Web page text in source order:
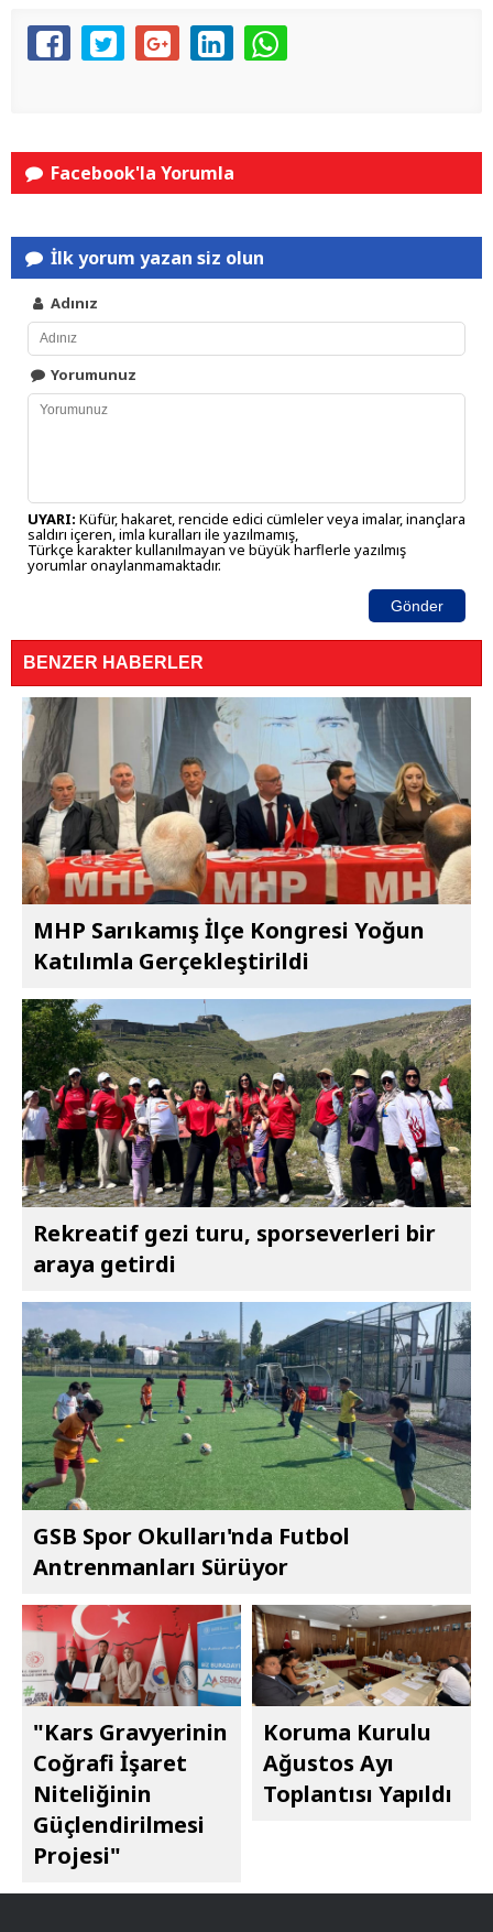
Facebook'la Yorumla
İlk yorum yazan siz olun
Adınız
Yorumunuz
UYARI: Küfür, hakaret, rencide edici cümleler veya imalar, inançlara
saldırı içeren, imla kuralları ile yazılmamış,
Türkçe karakter kullanılmayan ve büyük harflerle yazılmış
yorumlar onaylanmamaktadır.
Gönder
BENZER HABERLER
MHP Sarıkamış İlçe Kongresi Yoğun
Katılımla Gerçekleştirildi
Rekreatif gezi turu, sporseverleri bir
araya getirdi
GSB Spor Okulları'nda Futbol
Antrenmanları Sürüyor
"Kars Gravyerinin
Coğrafi İşaret
Niteliğinin
Güçlendirilmesi
Projesi"
Koruma Kurulu
Ağustos Ayı
Toplantısı Yapıldı